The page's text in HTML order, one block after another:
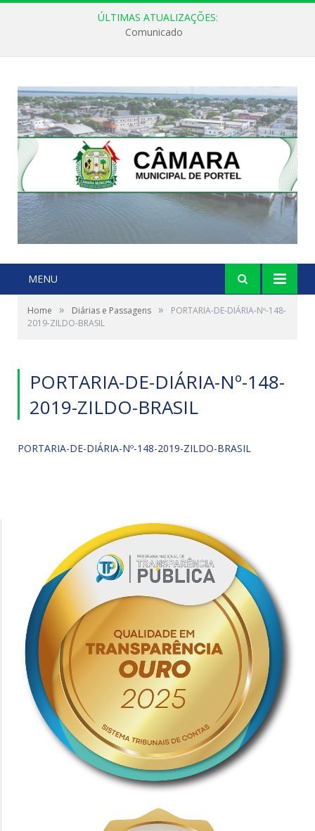
ÚLTIMAS ATUALIZAÇÕES:
Comunicado
MENU
Home » Diárias e Passagens »
PORTARIA-DE-DIÁRIA-Nº-148-
2019-ZILDO-BRASIL
PORTARIA-DE-DIÁRIA-Nº-148-
2019-ZILDO-BRASIL
PORTARIA-DE-DIÁRIA-Nº-148-2019-ZILDO-BRASIL